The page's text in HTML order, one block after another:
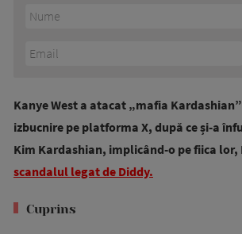
Kanye West a atacat „mafia
izbucnire pe platforma X, după ce și-a
Kim Kardashian, implicând-o pe fiica lor,
scandalul legat de Diddy.
Cuprins